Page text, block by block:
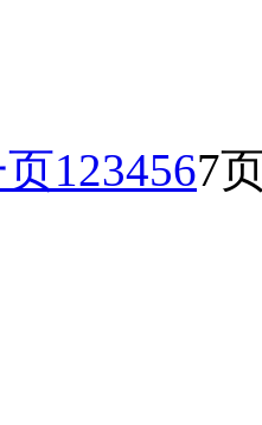
页1234567